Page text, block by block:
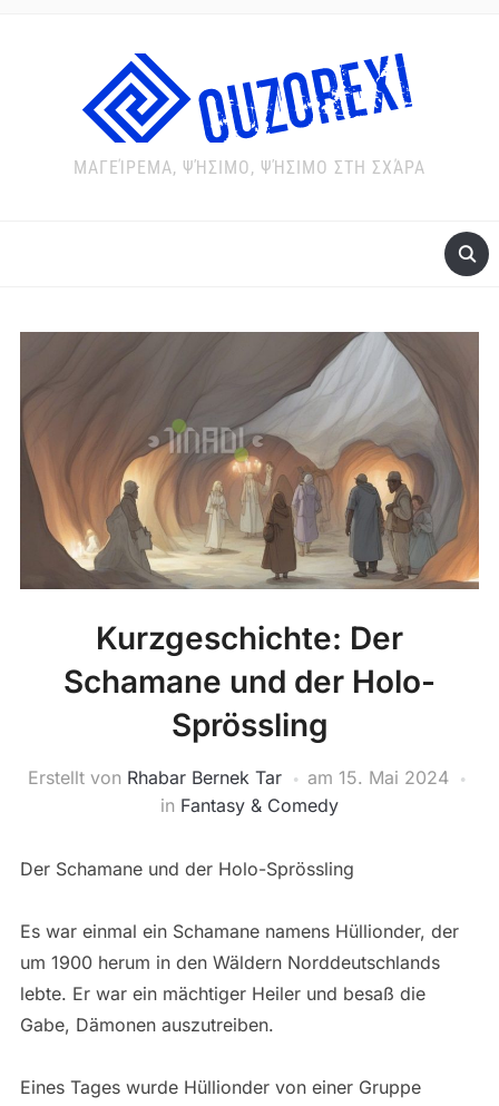
ΜΑΓΕΊΡΕΜΑ, ΨΉΣΙΜΟ, ΨΉΣΙΜΟ ΣΤΗ ΣΧΆΡΑ
Kurzgeschichte: Der
Schamane und der Holo-
Sprössling
Erstellt von Rhabar Bernek Tar am 15. Mai 2024
in Fantasy & Comedy
Der Schamane und der Holo-Sprössling
Es war einmal ein Schamane namens Hüllionder, der
um 1900 herum in den Wäldern Norddeutschlands
lebte. Er war ein mächtiger Heiler und besaß die
Gabe, Dämonen auszutreiben.
Eines Tages wurde Hüllionder von einer Gruppe